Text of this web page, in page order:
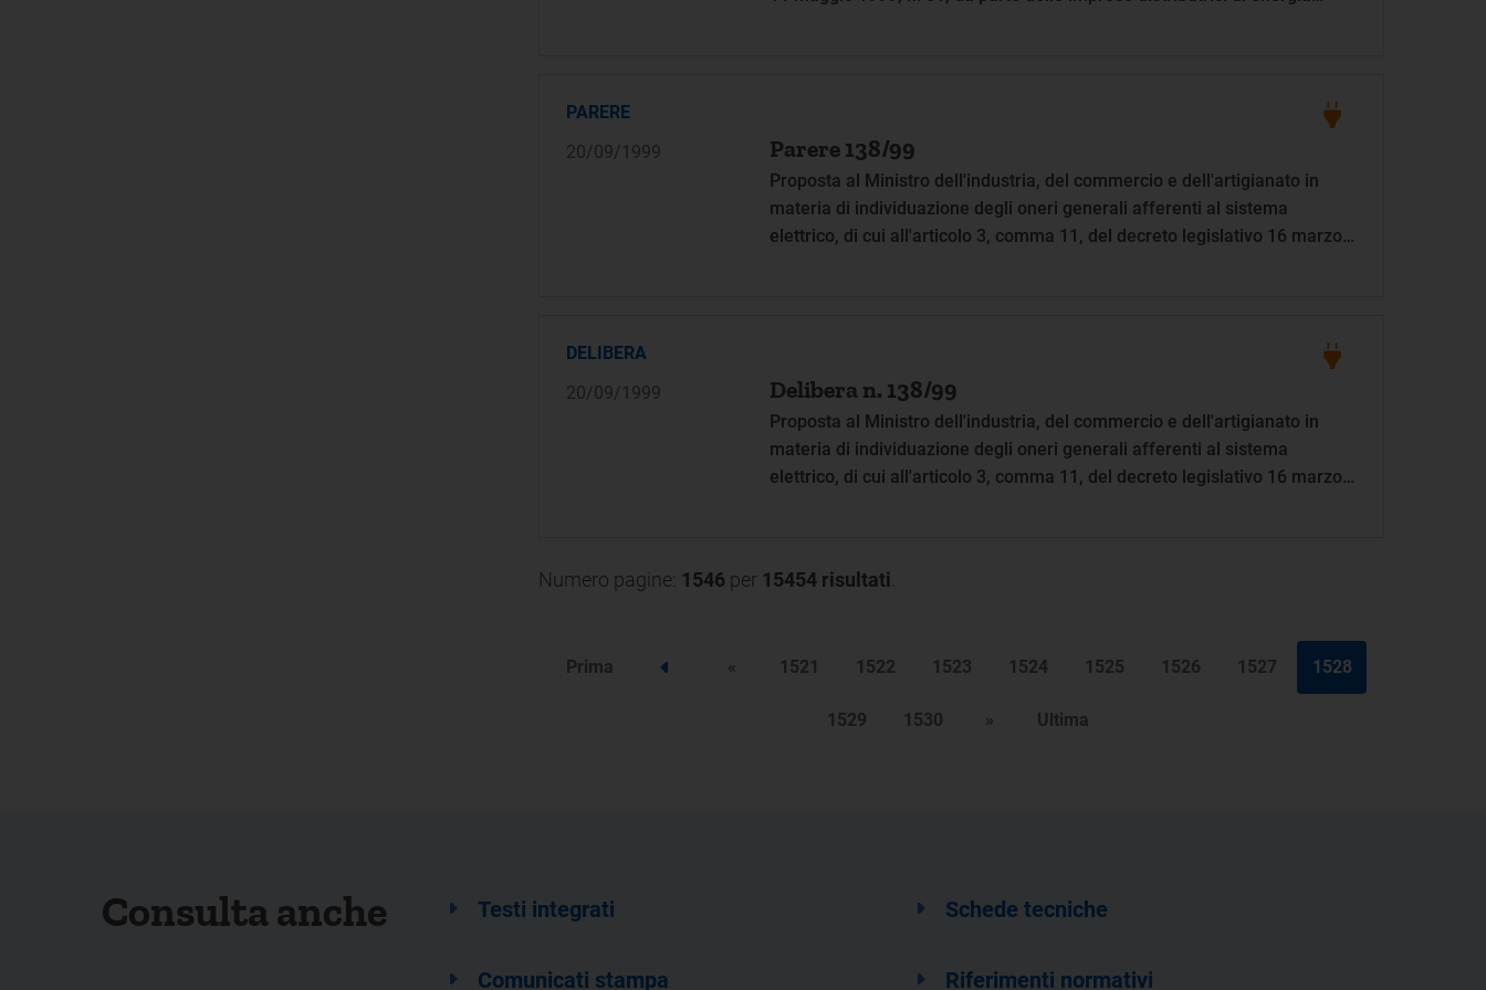
PARERE
20/09/1999
Parere 138/99
Proposta al Ministro dell'industria, del commercio e dell'artigianato in
materia di individuazione degli oneri generali afferenti al sistema
elettrico, di cui all'articolo 3, comma 11, del decreto legislativo 16 marzo
DELIBERA
20/09/1999
Delibera n. 138/99
Proposta al Ministro dell'industria, del commercio e dell'artigianato in
materia di individuazione degli oneri generali afferenti al sistema
elettrico, di cui all'articolo 3, comma 11, del decreto legislativo 16 marzo
Numero pagine: 1546per 15454 risultati
Prima
Step precedente
« 1521 1522 1523 1524 1525 1526 1527 1528
1529 1530 » Ultima
Consulta anche Testi integrati Schede tecniche
Comunicati stampa Riferimenti normativi